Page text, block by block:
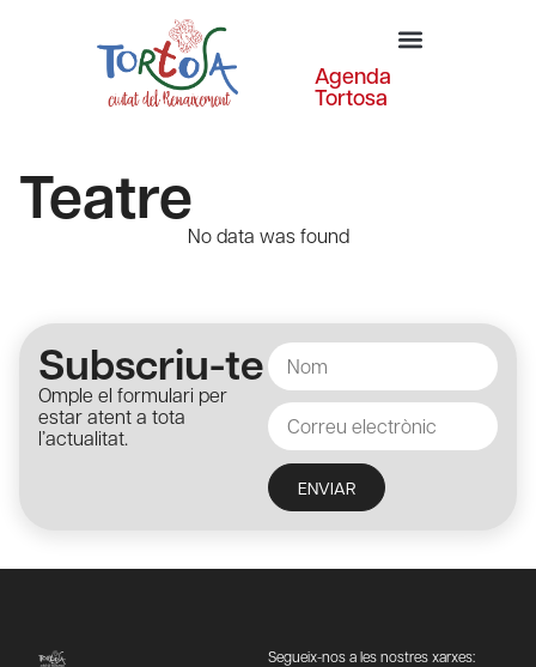
Agenda
Tortosa
TeatreNo data was found
Subscriu-te
Omple el formulari per
estar atent a tota
l’actualitat.
ENVIAR
Segueix-nos a les nostres xarxes: